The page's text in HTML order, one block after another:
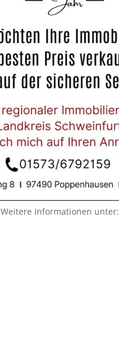
Weitere Informationen unter: